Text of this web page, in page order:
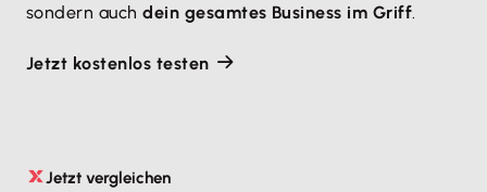
sondern auchdein gesamtes Business im Griff.
Jetzt kostenlos testen
Jetzt vergleichen